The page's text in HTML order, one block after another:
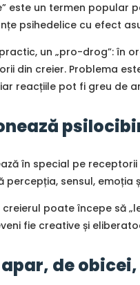
este un termen popular
psihedelice cu efect
un „pro-drog”: în
din creier. Problema
reacțiile pot fi greu de
în special pe
percepția, sensul, emoția
creierul poate începe să
fie creative și
de